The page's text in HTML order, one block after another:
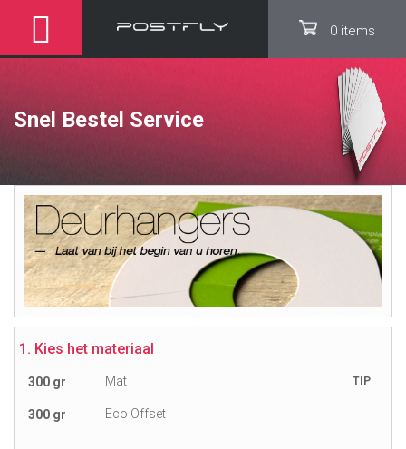
0 items
Snel Bestel Service
1. Kies het materiaal
300 gr Mat TIP
300 gr Eco Offset